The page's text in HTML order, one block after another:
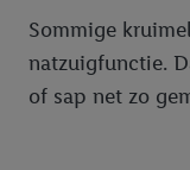
Sommige
natzuigfunctie.
of sap net zo